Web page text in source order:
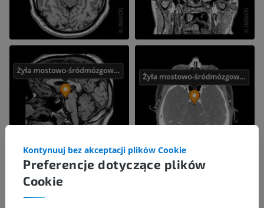
Preferencje dotyczące plików
Cookie
Kontynuuj bez akceptacji plików Cookie